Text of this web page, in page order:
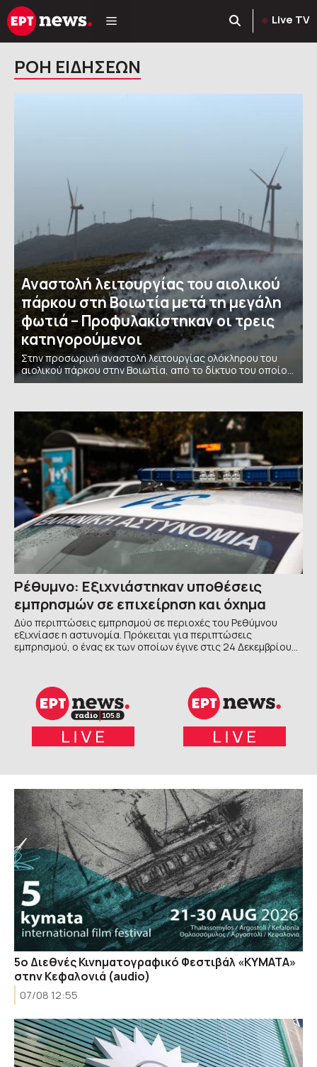
Μετάβαση
σε
Live TV
ΡΟΗ ΕΙΔΗΣΕΩΝ
Αναστολή λειτουργίας του αιολικού
πάρκου στη Βοιωτία μετά τη μεγάλη
φωτιά – Προφυλακίστηκαν οι τρεις
κατηγορούμενοι
Στην προσωρινή αναστολή λειτουργίας ολόκληρου του
αιολικού πάρκου στην Βοιωτία, από το δίκτυο του οποίου
ξεκίνησε η πυρκαγιά που πήρε τεράστιες διαστάσεις και
Ρέθυμνο: Εξιχνιάστηκαν υποθέσεις
εμπρησμών σε επιχείρηση και όχημα
Δύο περιπτώσεις εμπρησμού σε περιοχές του Ρεθύμνου
εξιχνίασε η αστυνομία. Πρόκειται για περιπτώσεις
εμπρησμού, ο ένας εκ των οποίων έγινε στις 24 Δεκεμβρίου
5ο Διεθνές Κινηματογραφικό Φεστιβάλ «ΚΥΜΑΤΑ»
στην Κεφαλονιά (audio)
07/08 12:55